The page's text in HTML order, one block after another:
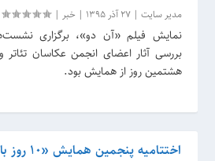
مدیر سایت |27 آذر 1395 | خبر |
نمایش فیلم «آن دو»، برگزاری
بررسی آثار اعضای انجمن عکاسان تئا‌تر
هشتمین روز از همایش بود.
اختتامیه پنجمین همایش «۱۰ روز با عکاسان»